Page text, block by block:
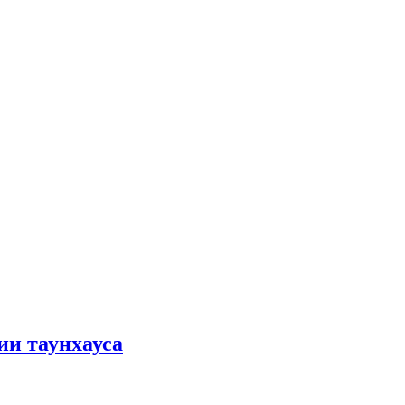
таунхауса